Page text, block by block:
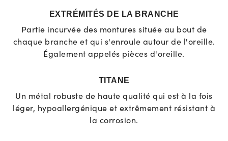
EXTRÉMITÉS DE LA BRANCHE
Partie incurvée des montures située au bout de
chaque branche et qui s'enroule autour de l'oreille.
Également appelés pièces d'oreille.
TITANE
Un métal robuste de haute qualité qui est à la fois
léger, hypoallergénique et extrêmement résistant à
la corrosion.